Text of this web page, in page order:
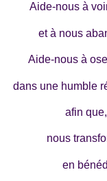
Aide-nous à
et à nous
Aide-nous à
dans une humble
afin
nous
en